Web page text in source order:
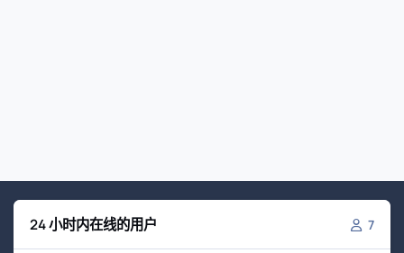
24 小时内在线的用户 7